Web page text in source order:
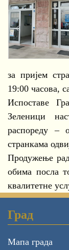
за пријем
19:00 часова,
Испоставе
Зеленици
распореду –
странкама
Продужење
обима посла
квалитетне
Град
Мапа града